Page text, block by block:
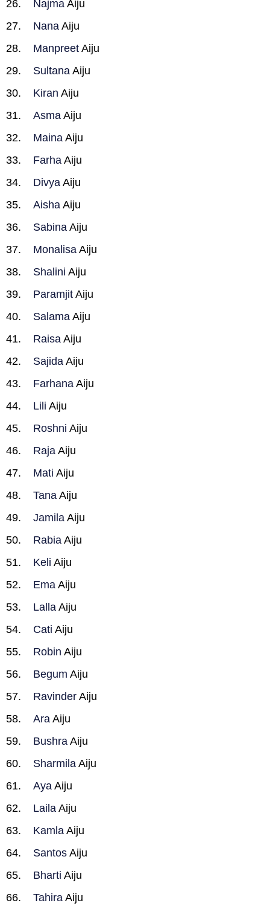
Najma Aiju
Nana Aiju
Manpreet Aiju
Sultana Aiju
Kiran Aiju
Asma Aiju
Maina Aiju
Farha Aiju
Divya Aiju
Aisha Aiju
Sabina Aiju
Monalisa Aiju
Shalini Aiju
Paramjit Aiju
Salama Aiju
Raisa Aiju
Sajida Aiju
Farhana Aiju
Lili Aiju
Roshni Aiju
Raja Aiju
Mati Aiju
Tana Aiju
Jamila Aiju
Rabia Aiju
Keli Aiju
Ema Aiju
Lalla Aiju
Cati Aiju
Robin Aiju
Begum Aiju
Ravinder Aiju
Ara Aiju
Bushra Aiju
Sharmila Aiju
Aya Aiju
Laila Aiju
Kamla Aiju
Santos Aiju
Bharti Aiju
Tahira Aiju